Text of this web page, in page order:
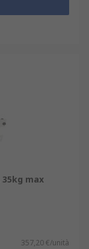
35kg max
357,20 €/unità